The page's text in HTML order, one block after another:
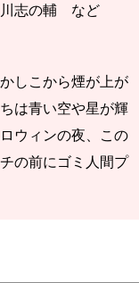
川志の輔 など
しこから煙が上が
は青い空や星が輝
ウィンの夜、この
の前にゴミ人間プ